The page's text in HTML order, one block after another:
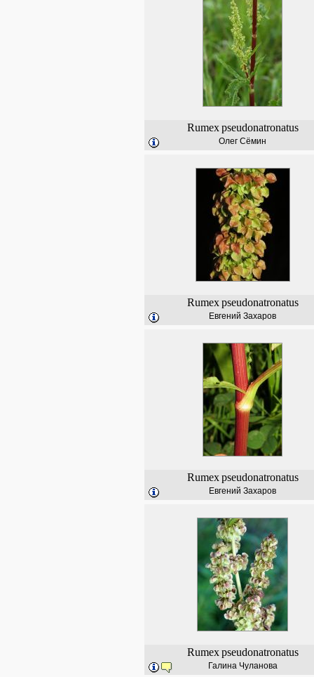
Rumex pseudonatronatus
Олег Сёмин
Rumex pseudonatronatus
Евгений Захаров
Rumex pseudonatronatus
Евгений Захаров
Rumex pseudonatronatus
Галина Чуланова